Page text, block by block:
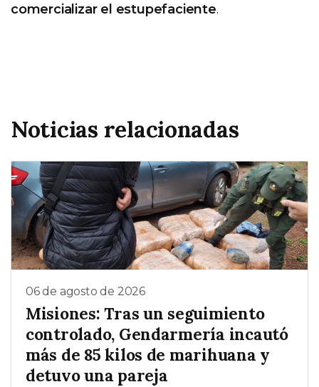
comercializar el estupefaciente.
Noticias relacionadas
06 de agosto de 2026
Misiones: Tras un seguimiento
controlado, Gendarmería incautó
más de 85 kilos de marihuana y
detuvo una pareja